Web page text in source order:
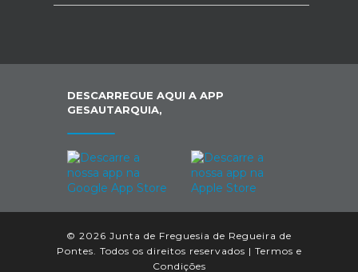
DESCARREGUE AQUI A APP
GESAUTARQUIA,
© 2026 Junta de Freguesia de Regueira de
Pontes. Todos os direitos reservados | Termos e
Condições